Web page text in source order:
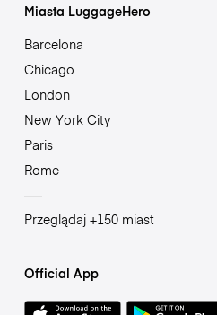
Miasta LuggageHero
Barcelona
Chicago
London
New York City
Paris
Rome
Przeglądaj +150 miast
Official App